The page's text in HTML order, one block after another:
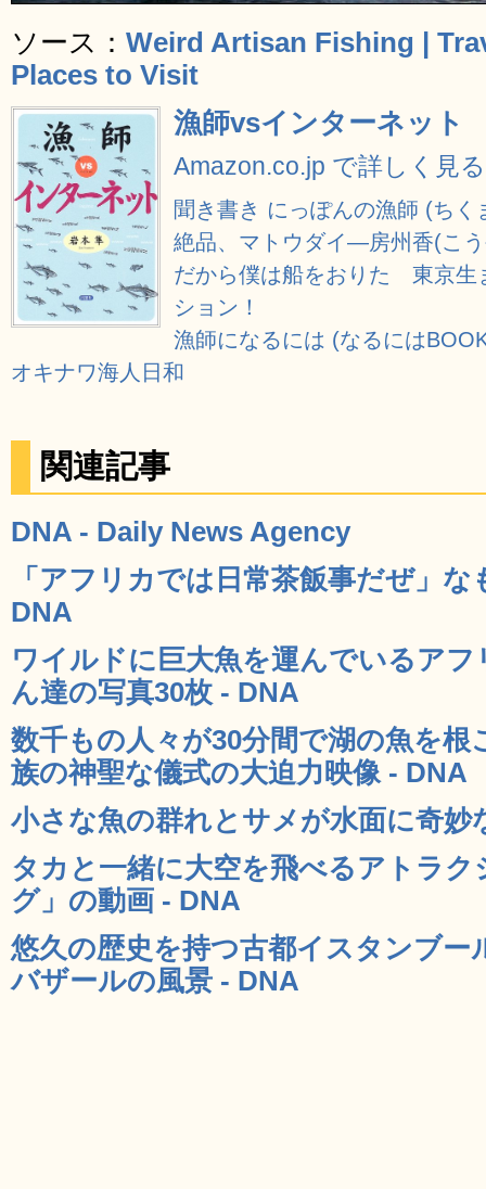
ソース： Weird Artisan Fishing |
Places to Visit
漁師vsインターネット
Amazon.co.jp で詳しく見る
聞き書き にっぽんの漁師 (ちく
絶品、マトウダイ―房州香(こ
だから僕は船をおりた 東京生
ション！
漁師になるには (なるには
オキナワ海人日和
関連記事
DNA - Daily News Agency
「アフリカでは日常茶飯事だぜ」
DNA
ワイルドに巨大魚を運んでいるア
ん達の写真30枚 - DNA
数千もの人々が30分間で湖の魚を
族の神聖な儀式の大迫力映像 - DNA
小さな魚の群れとサメが水面に奇妙
タカと一緒に大空を飛べるアトラ
グ」の動画 - DNA
悠久の歴史を持つ古都イスタンブー
バザールの風景 - DNA